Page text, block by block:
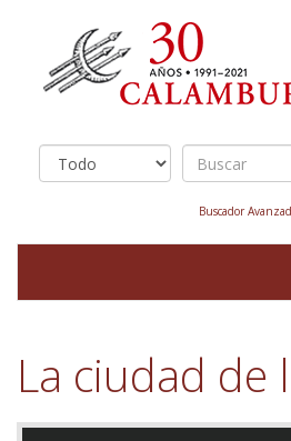
Buscador
La ciudad de